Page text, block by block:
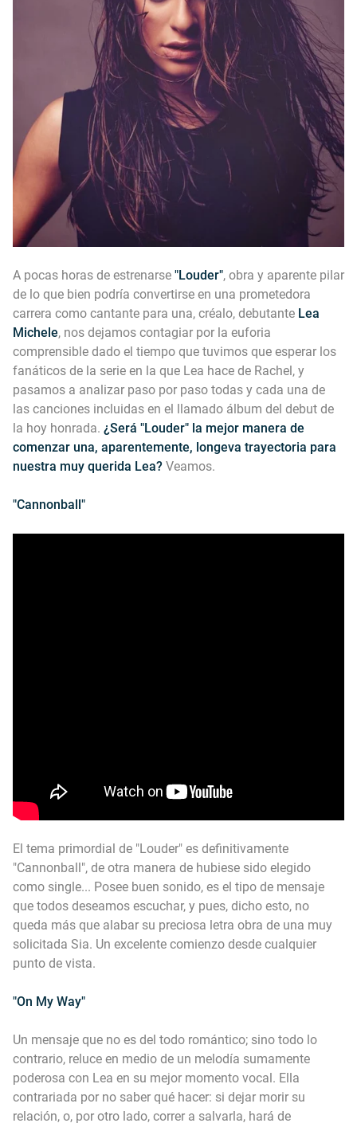
A pocas horas de estrenarse "Louder", obra y aparente pilar
de lo que bien podría convertirse en una prometedora
carrera como cantante para una, créalo, debutante Lea
Michele, nos dejamos contagiar por la euforia
comprensible dado el tiempo que tuvimos que esperar los
fanáticos de la serie en la que Lea hace de Rachel, y
pasamos a analizar paso por paso todas y cada una de
las canciones incluidas en el llamado álbum del debut de
la hoy honrada. ¿Será "Louder" la mejor manera de
comenzar una, aparentemente, longeva trayectoria para
nuestra muy querida Lea? Veamos.
"Cannonball"
El tema primordial de "Louder" es definitivamente
"Cannonball", de otra manera de hubiese sido elegido
como single... Posee buen sonido, es el tipo de mensaje
que todos deseamos escuchar, y pues, dicho esto, no
queda más que alabar su preciosa letra obra de una muy
solicitada Sia. Un excelente comienzo desde cualquier
punto de vista.
"On My Way"
Un mensaje que no es del todo romántico; sino todo lo
contrario, reluce en medio de un melodía sumamente
poderosa con Lea en su mejor momento vocal. Ella
contrariada por no saber qué hacer: si dejar morir su
relación, o, por otro lado, correr a salvarla, hará de